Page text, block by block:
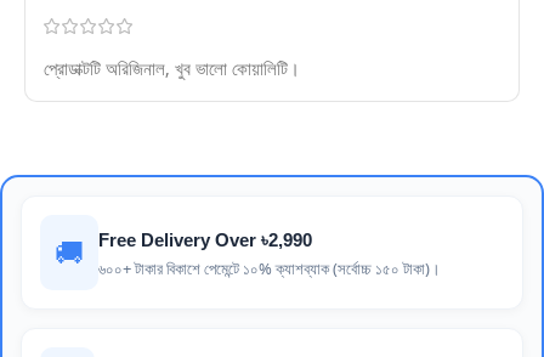
প্রোডাক্টটি অরিজিনাল, খুব ভালো কোয়ালিটি।
🚚 Free Delivery Over ৳2,990
৬০০+ টাকার বিকাশে পেমেন্টে ১০% ক্যাশব্যাক (সর্বোচ্চ ১৫০ টাকা)।